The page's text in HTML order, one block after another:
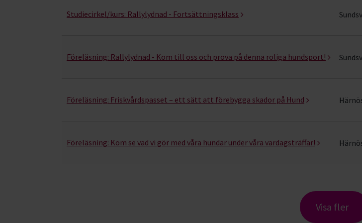
Studiecirkel/kurs: Rallylydnad - Fortsättningsklass
Föreläsning: Rallylydnad - Kom till oss och prova på denna roliga hundsport!
Föreläsning: Friskvårdspasset – ett sätt att förebygga skador på Hund
Föreläsning: Kom se vad vi gör med våra hundar under våra vardagsträffar!
Visa fler